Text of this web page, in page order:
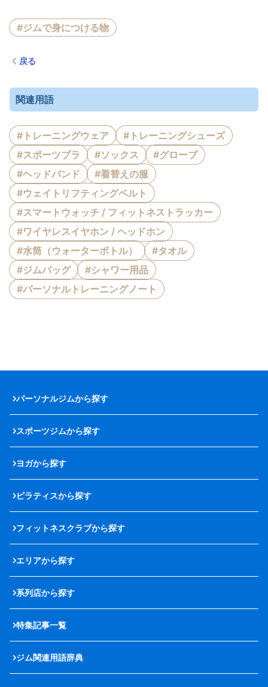
#ジムで身につける物
戻る
関連用語
#トレーニングウェア
#トレーニングシューズ
#スポーツブラ
#ソックス
#グローブ
#ヘッドバンド
#着替えの服
#ウェイトリフティングベルト
#スマートウォッチ / フィットネストラッカー
#ワイヤレスイヤホン / ヘッドホン
#水筒（ウォーターボトル）
#タオル
#ジムバッグ
#シャワー用品
#パーソナルトレーニングノート
パーソナルジムから探す
スポーツジムから探す
ヨガから探す
ピラティスから探す
フィットネスクラブから探す
エリアから探す
系列店から探す
特集記事一覧
ジム関連用語辞典